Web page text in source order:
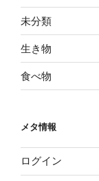
未分類
生き物
食べ物
メタ情報
ログイン